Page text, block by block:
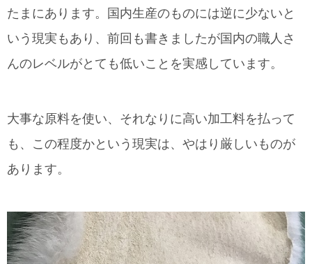
たまにあります。国内生産のものには逆に少ないと
いう現実もあり、前回も書きましたが国内の職人さ
んのレベルがとても低いことを実感しています。
大事な原料を使い、それなりに高い加工料を払って
も、この程度かという現実は、やはり厳しいものが
あります。